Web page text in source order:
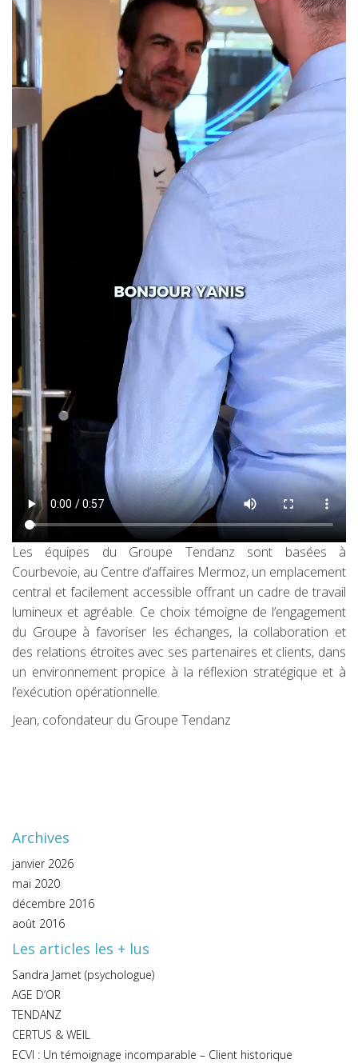
Les équipes du Groupe Tendanz sont basées à
Courbevoie, au Centre d’affaires Mermoz, un emplacement
central et facilement accessible offrant un cadre de travail
lumineux et agréable. Ce choix témoigne de l’engagement
du Groupe à favoriser les échanges, la collaboration et
des relations étroites avec ses partenaires et clients, dans
un environnement propice à la réflexion stratégique et à
l’exécution opérationnelle.
Jean, cofondateur du Groupe Tendanz
Archives
janvier 2026
mai 2020
décembre 2016
août 2016
Les articles les + lus
Sandra Jamet (psychologue)
AGE D’OR
TENDANZ
CERTUS & WEIL
ECVI : Un témoignage incomparable – Client historique